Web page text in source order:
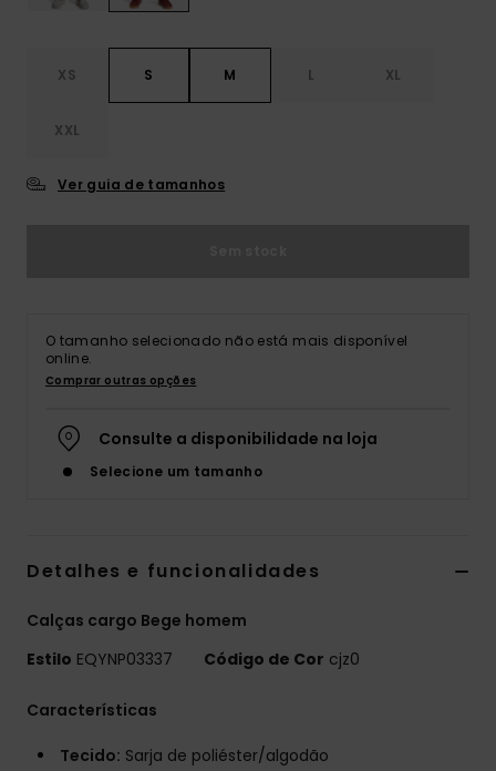
XS S M L XL
XXL
Ver guia de tamanhos
O tamanho selecionado não está mais disponível
online.
Comprar outras opções
Consulte a disponibilidade na loja
Selecione um tamanho
Detalhes e funcionalidades
Calças cargo Bege homem
Estilo EQYNP03337 Código de Cor cjz0
Características
Tecido: Sarja de poliéster/algodão